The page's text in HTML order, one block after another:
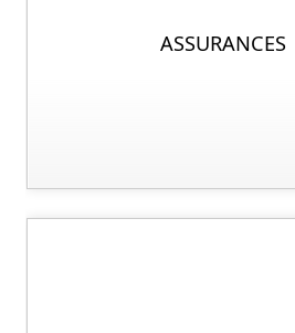
ASSURANCES